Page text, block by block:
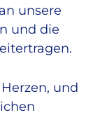
unsere
und die
und